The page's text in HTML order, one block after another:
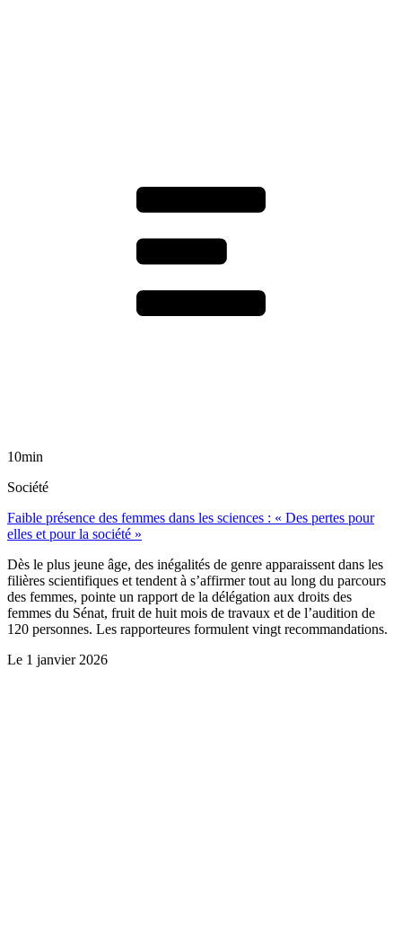
10min
Société
Faible présence des femmes dans les sciences : « Des pertes pour
elles et pour la société »
Dès le plus jeune âge, des inégalités de genre apparaissent dans les
filières scientifiques et tendent à s’affirmer tout au long du parcours
des femmes, pointe un rapport de la délégation aux droits des
femmes du Sénat, fruit de huit mois de travaux et de l’audition de
120 personnes. Les rapporteures formulent vingt recommandations.
Le 1 janvier 2026